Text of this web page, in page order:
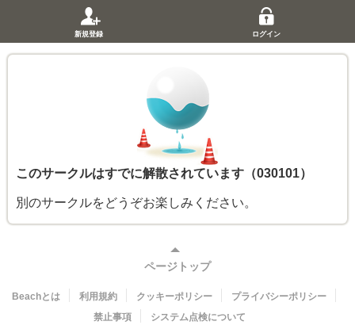
新規登録 ログイン
このサークルはすでに解散されています（030101）
別のサークルをどうぞお楽しみください。
ページトップ
Beachとは 利用規約 クッキーポリシー
プライバシーポリシー
禁止事項
システム点検について